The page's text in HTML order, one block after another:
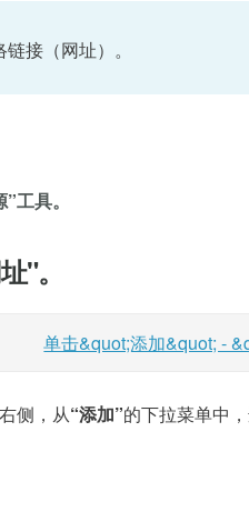
接（网址）。
工具。
"。
侧，从“添加”的下拉菜单中